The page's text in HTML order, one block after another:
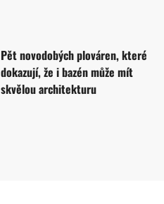
Pět novodobých plováren, které
dokazují, že i bazén může mít
skvělou architekturu